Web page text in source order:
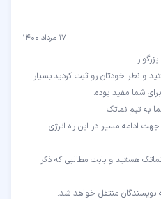
۱۷ مرداد ۱۴۰۰
و نظر خودتان رو ثبت کردید.بسیار
ادامه مسیر در این راه انرژی
هستید و بابت مطالبی که ذکر